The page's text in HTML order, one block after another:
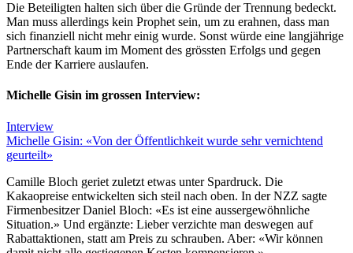
Die Beteiligten halten sich über die Gründe der Trennung bedeckt.
Man muss allerdings kein Prophet sein, um zu erahnen, dass man
sich finanziell nicht mehr einig wurde. Sonst würde eine langjährige
Partnerschaft kaum im Moment des grössten Erfolgs und gegen
Ende der Karriere auslaufen.
Michelle Gisin im grossen Interview:
Interview
Michelle Gisin: «Von der Öffentlichkeit wurde sehr vernichtend
geurteilt»
Camille Bloch geriet zuletzt etwas unter Spardruck. Die
Kakaopreise entwickelten sich steil nach oben. In der NZZ sagte
Firmenbesitzer Daniel Bloch: «Es ist eine aussergewöhnliche
Situation.» Und ergänzte: Lieber verzichte man deswegen auf
Rabattaktionen, statt am Preis zu schrauben. Aber: «Wir können